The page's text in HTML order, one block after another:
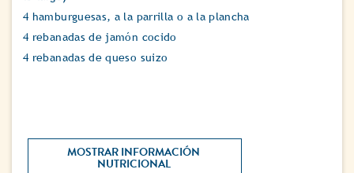
4 hamburguesas, a la parrilla o a la plancha
4 rebanadas de jamón cocido
4 rebanadas de queso suizo
MOSTRAR INFORMACIÓN
NUTRICIONAL